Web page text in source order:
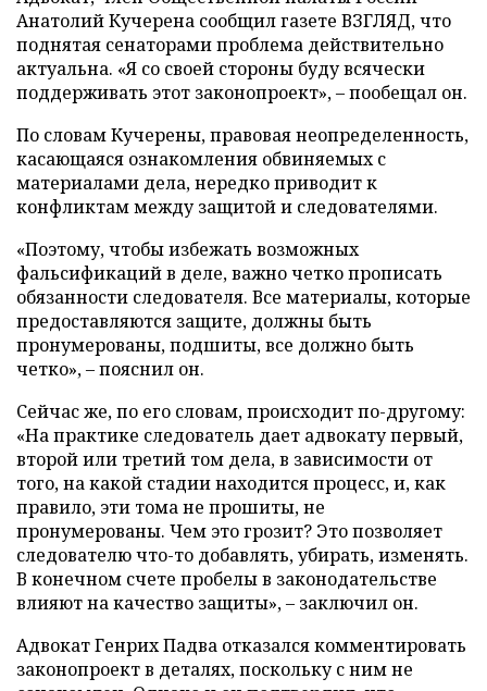
Анатолий Кучерена сообщил газете ВЗГЛЯД, что
поднятая сенаторами проблема действительно
актуальна. «Я со своей стороны буду всячески
поддерживать этот законопроект», – пообещал он.
По словам Кучерены, правовая неопределенность,
касающаяся ознакомления обвиняемых с
материалами дела, нередко приводит к
конфликтам между защитой и следователями.
«Поэтому, чтобы избежать возможных
фальсификаций в деле, важно четко прописать
обязанности следователя. Все материалы, которые
предоставляются защите, должны быть
пронумерованы, подшиты, все должно быть
четко», – пояснил он.
Сейчас же, по его словам, происходит по-другому:
«На практике следователь дает адвокату первый,
второй или третий том дела, в зависимости от
того, на какой стадии находится процесс, и, как
правило, эти тома не прошиты, не
пронумерованы. Чем это грозит? Это позволяет
следователю что-то добавлять, убирать, изменять.
В конечном счете пробелы в законодательстве
влияют на качество защиты», – заключил он.
Адвокат Генрих Падва отказался комментировать
законопроект в деталях, поскольку с ним не